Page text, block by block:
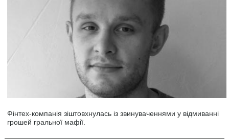
Фінтех-компанія зіштовхнулась із звинуваченнями у відмиванні
грошей гральної мафії.